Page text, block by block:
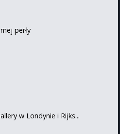
perły
w Londynie i Rijks...